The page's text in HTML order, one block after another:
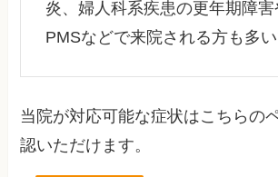
炎、婦人科系疾患の更年期障害
PMSなどで来院される方も多い
当院が対応可能な症状はこちらの
認いただけます。